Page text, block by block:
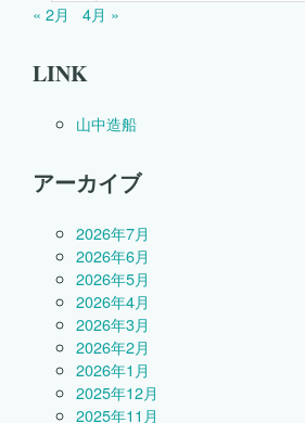
« 2月
4月 »
LINK
山中造船
アーカイブ
2026年7月
2026年6月
2026年5月
2026年4月
2026年3月
2026年2月
2026年1月
2025年12月
2025年11月